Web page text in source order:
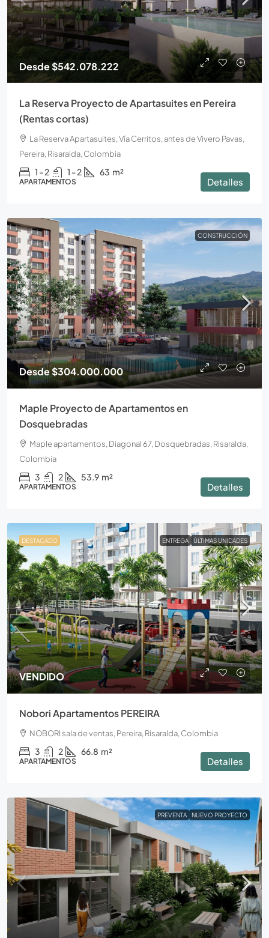
Desde$542.078.222
La Reserva Proyecto de Apartasuites en Pereira
(Rentas cortas)
La Reserva Apartasuites, Vía Cerritos, antes de Vivero Pavas,
Pereira, Risaralda, Colombia
1 - 2 1 - 2 63 m²
APARTAMENTOS Detalles
CONSTRUCCIÓN
Desde$304.000.000
Maple Proyecto de Apartamentos en
Dosquebradas
Maple apartamentos, Diagonal 67, Dosquebradas, Risaralda,
Colombia
3 2 53.9 m²
APARTAMENTOS Detalles
DESTACADO ENTREGA ÚLTIMAS UNIDADES
VENDIDO
Nobori Apartamentos PEREIRA
NOBORI sala de ventas, Pereira, Risaralda, Colombia
3 2 66.8 m²
APARTAMENTOS Detalles
PREVENTA NUEVO PROYECTO